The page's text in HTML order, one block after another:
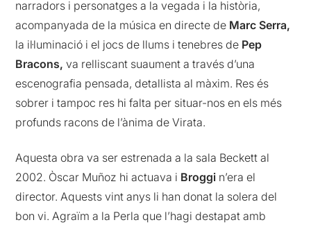
narradors i personatges a la vegada i la història,
acompanyada de la música en directe de Marc Serra,
la il·luminació i el jocs de llums i tenebres de Pep
Bracons, va relliscant suaument a través d’una
escenografia pensada, detallista al màxim. Res és
sobrer i tampoc res hi falta per situar-nos en els més
profunds racons de l’ànima de Virata.
Aquesta obra va ser estrenada a la sala Beckett al
2002. Òscar Muñoz hi actuava i Broggi n’era el
director. Aquests vint anys li han donat la solera del
bon vi. Agraïm a la Perla que l’hagi destapat amb